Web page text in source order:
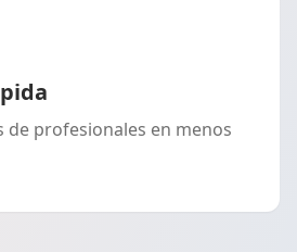
de profesionales en menos